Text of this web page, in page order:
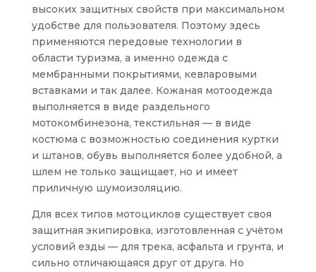
высоких защитных свойств при максимальном
удобстве для пользователя. Поэтому здесь
применяются передовые технологии в
области туризма, а именно одежда с
мембранными покрытиями, кевларовыми
вставками и так далее. Кожаная мотоодежда
выполняется в виде раздельного
мотокомбинезона, текстильная — в виде
костюма с возможностью соединения куртки
и штанов, обувь выполняется более удобной, а
шлем не только защищает, но и имеет
приличную шумоизоляцию.
Для всех типов мотоциклов существует своя
защитная экипировка, изготовленная с учётом
условий езды — для трека, асфальта и грунта, и
сильно отличающаяся друг от друга. Но